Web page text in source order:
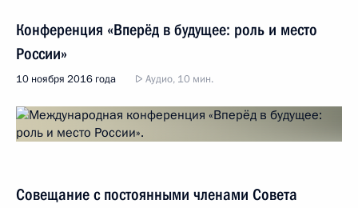
Конференция «Вперёд в будущее: роль и место
России»
10 ноября 2016 года Аудио, 10 мин.
Совещание с постоянными членами Совета